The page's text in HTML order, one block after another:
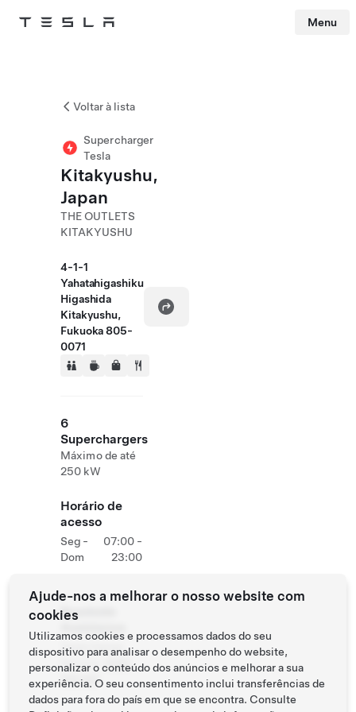
Tesla Menu
Voltar à lista
Supercharger
Tesla
Kitakyushu,
Japan
THE OUTLETS
KITAKYUSHU
4-1-1
Yahatahigashiku
Higashida
Kitakyushu,
Fukuoka 805-
0071
6
Superchargers
Máximo de até
250 kW
Horário de
acesso
Seg -
Dom
07:00 -
23:00
Roadside
Tesla Owner
Service:
0120
312 441
Ajude-nos a melhorar o nosso website com
cookies
Utilizamos cookies e processamos dados do seu
dispositivo para analisar o desempenho do website,
personalizar o conteúdo dos anúncios e melhorar a sua
experiência. O seu consentimento inclui transferências de
dados para fora do país em que se encontra. Consulte